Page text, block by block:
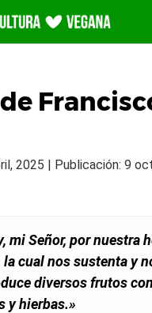
2025 | Publicación: 9
mi Señor, por nuestra
la cual nos sustenta y
diversos frutos con
y hierbas.»